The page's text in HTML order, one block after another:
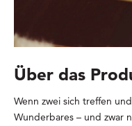
Über das
Wenn zwei sich treffen
Wunderbares – und zwar